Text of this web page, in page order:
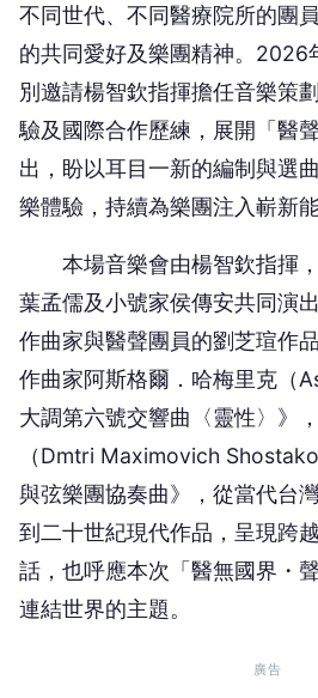
不同世代、不同醫療院所的團
的共同愛好及樂團精神。2026
別邀請楊智欽指揮擔任音樂策
驗及國際合作歷練，展開「醫
出，盼以耳目一新的編制與選
樂體驗，持續為樂團注入嶄新能
本場音樂會由楊智欽指揮，
葉孟儒及小號家侯傳安共同演
作曲家與醫聲團員的劉芝瑄作
作曲家阿斯格爾．哈梅里克（
大調第六號交響曲〈靈性〉》
（Dmtri Maximovich
與弦樂團協奏曲》，從當代台
到二十世紀現代作品，呈現跨
話，也呼應本次「醫無國界・
連結世界的主題。
廣告